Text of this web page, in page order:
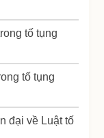
tố tụng
tố tụng
đại về Luật tố